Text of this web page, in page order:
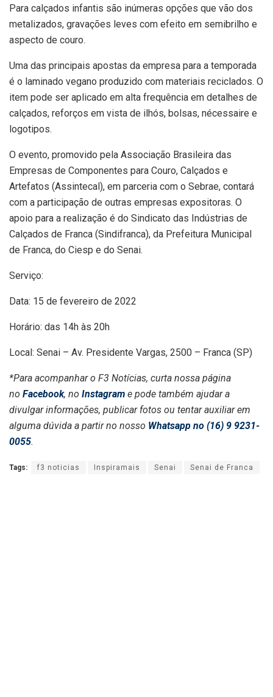
Para calçados infantis são inúmeras opções que vão dos
metalizados, gravações leves com efeito em semibrilho e
aspecto de couro.
Uma das principais apostas da empresa para a temporada
é o laminado vegano produzido com materiais reciclados. O
item pode ser aplicado em alta frequência em detalhes de
calçados, reforços em vista de ilhós, bolsas, nécessaire e
logotipos.
O evento, promovido pela Associação Brasileira das
Empresas de Componentes para Couro, Calçados e
Artefatos (Assintecal), em parceria com o Sebrae, contará
com a participação de outras empresas expositoras. O
apoio para a realização é do Sindicato das Indústrias de
Calçados de Franca (Sindifranca), da Prefeitura Municipal
de Franca, do Ciesp e do Senai.
Serviço:
Data: 15 de fevereiro de 2022
Horário: das 14h às 20h
Local: Senai – Av. Presidente Vargas, 2500 – Franca (SP)
*Para acompanhar o F3 Notícias, curta nossa página
no Facebook, no Instagram e pode também ajudar a
divulgar informações, publicar fotos ou tentar auxiliar em
alguma dúvida a partir no nosso Whatsapp no (16) 9 9231-
0055.
Tags: f3 noticias Inspiramais Senai Senai de Franca